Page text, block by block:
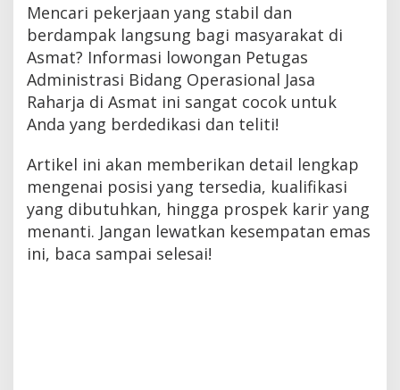
Mencari pekerjaan yang stabil dan
berdampak langsung bagi masyarakat di
Asmat? Informasi lowongan Petugas
Administrasi Bidang Operasional Jasa
Raharja di Asmat ini sangat cocok untuk
Anda yang berdedikasi dan teliti!
Artikel ini akan memberikan detail lengkap
mengenai posisi yang tersedia, kualifikasi
yang dibutuhkan, hingga prospek karir yang
menanti. Jangan lewatkan kesempatan emas
ini, baca sampai selesai!